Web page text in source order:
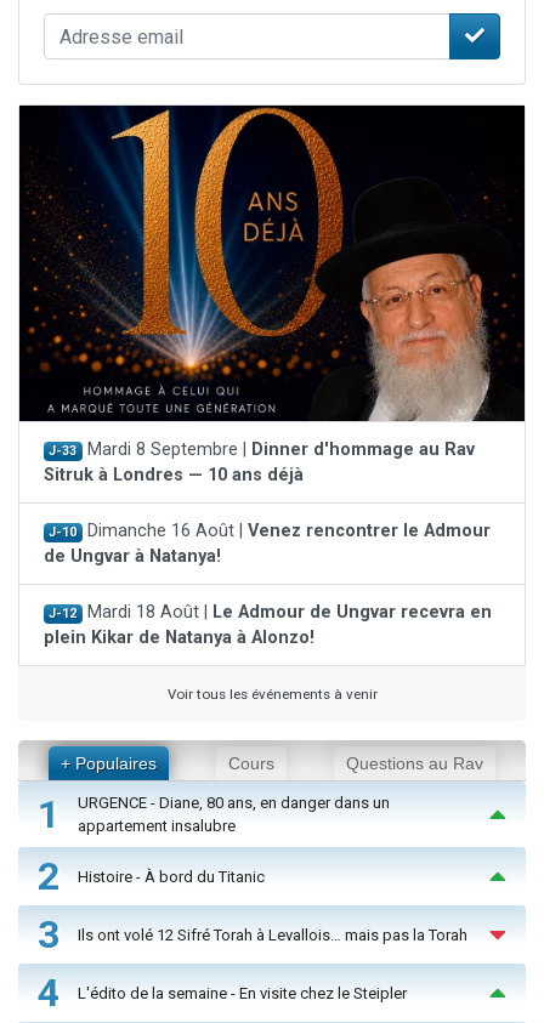
J-33 Mardi 8 Septembre |
Dinner d'hommage au Rav
Sitruk à Londres — 10 ans déjà
J-10 Dimanche 16 Août | Venez rencontrer le Admour
de Ungvar à Natanya!
J-12 Mardi 18 Août |
Le Admour de Ungvar recevra en
plein Kikar de Natanya à Alonzo!
Voir tous les événements à venir
+ Populaires Cours Questions au Rav
1
URGENCE - Diane, 80 ans, en danger dans un
appartement insalubre
2 Histoire - À bord du Titanic
3 Ils ont volé 12 Sifré Torah à Levallois… mais pas la Torah
4 L'édito de la semaine - En visite chez le Steipler